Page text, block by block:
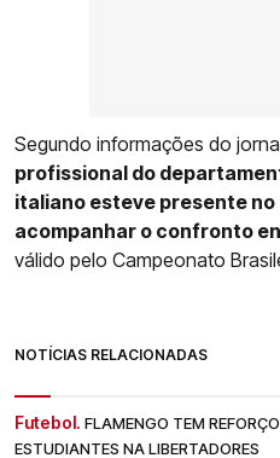
Segundo informações do
profissional do
italiano esteve presente
acompanhar o confronto
válido pelo Campeonato
NOTÍCIAS RELACIONADAS
Futebol. FLAMENGO TEM
ESTUDIANTES NA LIBERTADORES